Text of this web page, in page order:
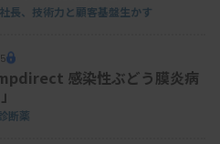
長、技術力と顧客基盤生かす
感染性ぶどう膜炎病
断薬